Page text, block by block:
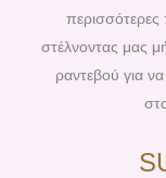
περισσότερες
στέλνοντας μας
ραντεβού για